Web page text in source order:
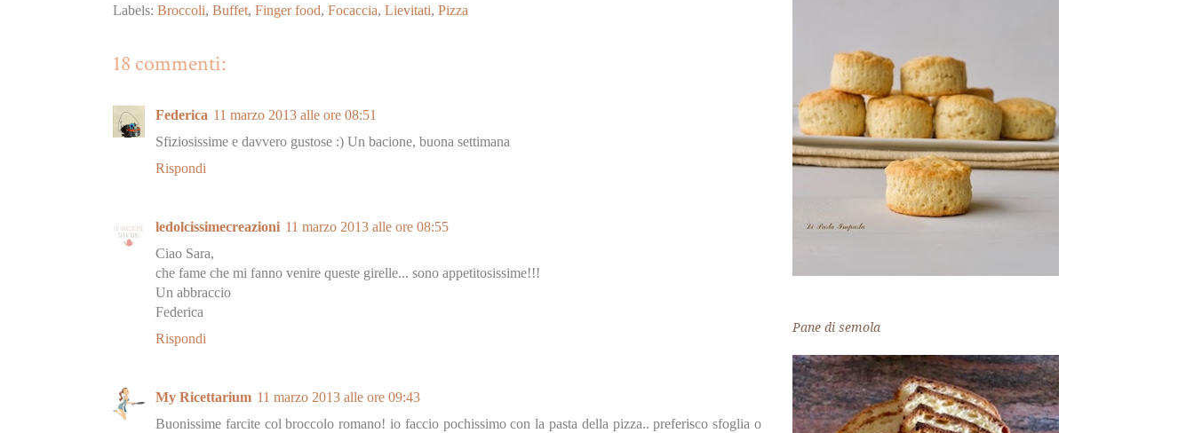
Labels: Broccoli, Buffet, Finger food, Focaccia, Lievitati, Pizza
18 commenti:
Federica 11 marzo 2013 alle ore 08:51
Sfiziosissime e davvero gustose :) Un bacione, buona settimana
Rispondi
ledolcissimecreazioni 11 marzo 2013 alle ore 08:55
Ciao Sara,
che fame che mi fanno venire queste girelle... sono appetitosissime!!!
Un abbraccio
Federica
Rispondi
My Ricettarium 11 marzo 2013 alle ore 09:43
Buonissime farcite col broccolo romano! io faccio pochissimo con la pasta della pizza.. preferisco sfoglia o
Pane di semola